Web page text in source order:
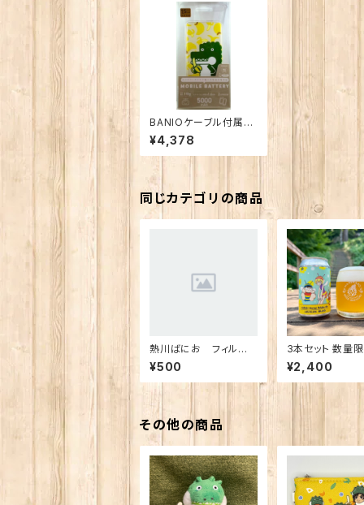
BANIOケーブル付属モ
バイルバッテリー 2台
同時充電
¥4,378
同じカテゴリの商品
熱川ばにお フィルム
巻きボールペン
¥500
3本セット 数量限
ばなな！
n Ale
¥2,400
その他の商品